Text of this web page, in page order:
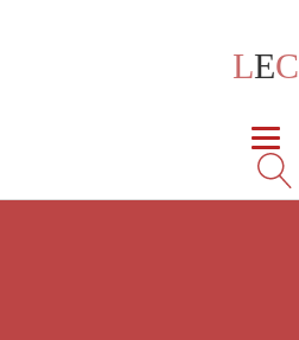
LEC